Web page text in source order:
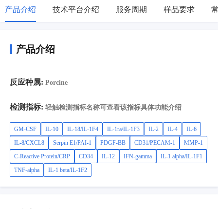
产品介绍 技术平台介绍 服务周期 样品要求
产品介绍
反应种属: Porcine
检测指标: 轻触检测指标名称可查看该指标具体功能介绍
GM-CSF IL-10 IL-18/IL-1F4 IL-1ra/IL-1F3 IL-2 IL-4
IL-6
IL-8/CXCL8
Serpin E1/PAI-1 PDGF-BB CD31/PECAM-1
MMP-1
C-Reactive Protein/CRP
CD34 IL-12 IFN-gamma
IL-1 alpha/IL-1F1
TNF-alpha
IL-1 beta/IL-1F2